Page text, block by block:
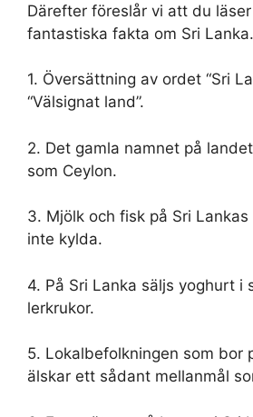
Därefter föreslår vi att du
fantastiska fakta om Sri Lanka.
1. Översättning av ordet “Sri
“Välsignat land”.
2. Det gamla namnet på
som Ceylon.
3. Mjölk och fisk på Sri
inte kylda.
4. På Sri Lanka säljs yoghurt i
lerkrukor.
5. Lokalbefolkningen som bor
älskar ett sådant mellanmål